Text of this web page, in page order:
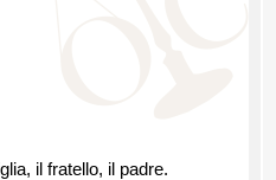
il fratello, il padre.